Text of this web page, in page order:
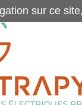
sur ce